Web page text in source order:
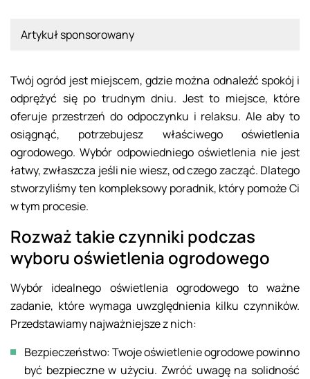
Artykuł sponsorowany
Twój ogród jest miejscem, gdzie można odnaleźć spokój i
odprężyć się po trudnym dniu. Jest to miejsce, które
oferuje przestrzeń do odpoczynku i relaksu. Ale aby to
osiągnąć, potrzebujesz właściwego oświetlenia
ogrodowego. Wybór odpowiedniego oświetlenia nie jest
łatwy, zwłaszcza jeśli nie wiesz, od czego zacząć. Dlatego
stworzyliśmy ten kompleksowy poradnik, który pomoże Ci
w tym procesie.
Rozważ takie czynniki podczas
wyboru oświetlenia ogrodowego
Wybór idealnego oświetlenia ogrodowego to ważne
zadanie, które wymaga uwzględnienia kilku czynników.
Przedstawiamy najważniejsze z nich:
Bezpieczeństwo: Twoje oświetlenie ogrodowe powinno
być bezpieczne w użyciu. Zwróć uwagę na solidność